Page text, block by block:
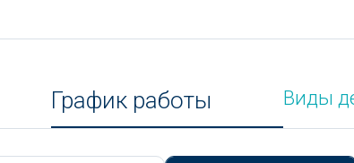
График работы Виды